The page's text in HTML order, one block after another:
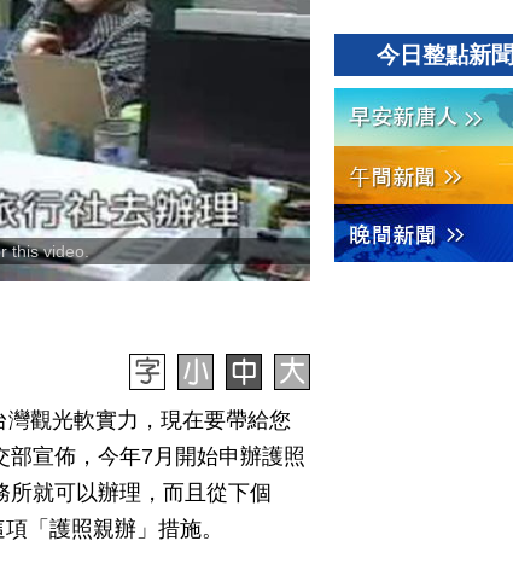
this video.
灣觀光軟實力，現在要帶給您
宣佈，今年7月開始申辦護照
就可以辦理，而且從下個
「護照親辦」措施。
今日整點新聞